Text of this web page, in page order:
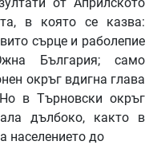
в която се казва:
сърце и раболепие
България; само
окръг вдигна глава
в Търновски окръг
дълбоко, както в
населението до